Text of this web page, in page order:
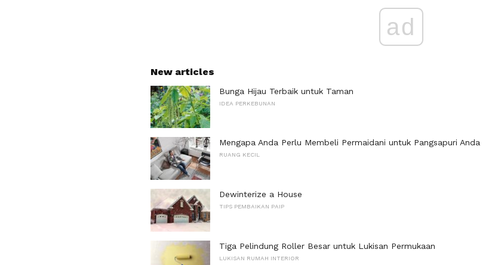
ad
New articles
Bunga Hijau Terbaik untuk Taman
IDEA PERKEBUNAN
Mengapa Anda Perlu Membeli Permaidani untuk Pangsapuri Anda
RUANG KECIL
Dewinterize a House
TIPS PEMBAIKAN PAIP
Tiga Pelindung Roller Besar untuk Lukisan Permukaan
LUKISAN RUMAH INTERIOR